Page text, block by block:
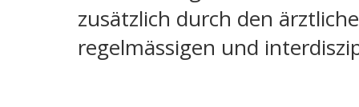
zusätzlich durch den
regelmässigen und